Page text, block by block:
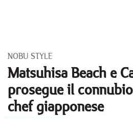
NOBU STYLE
Matsuhisa Beach e
prosegue il
chef giapponese